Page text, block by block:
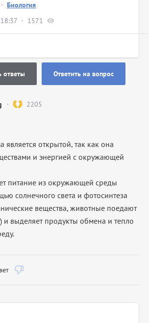
· Биология
1571
ответы Ответить на вопрос
2205
является открытой, так как она
и энергией с окружающей
питание из окружающей среды
солнечного света и фотосинтеза
вещества, животные поедают
и выделяет продукты обмена и тепло